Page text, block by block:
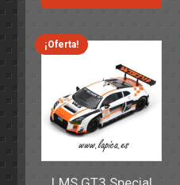
era:
69,55€.
es:
59,95€.
¡Oferta!